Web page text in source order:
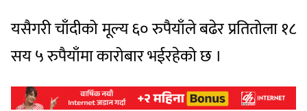
यसैगरी चाँदीको मूल्य ६० रुपैयाँले बढेर प्रतितोला १८
सय ५ रुपैयाँमा कारोबार भईरहेको छ ।